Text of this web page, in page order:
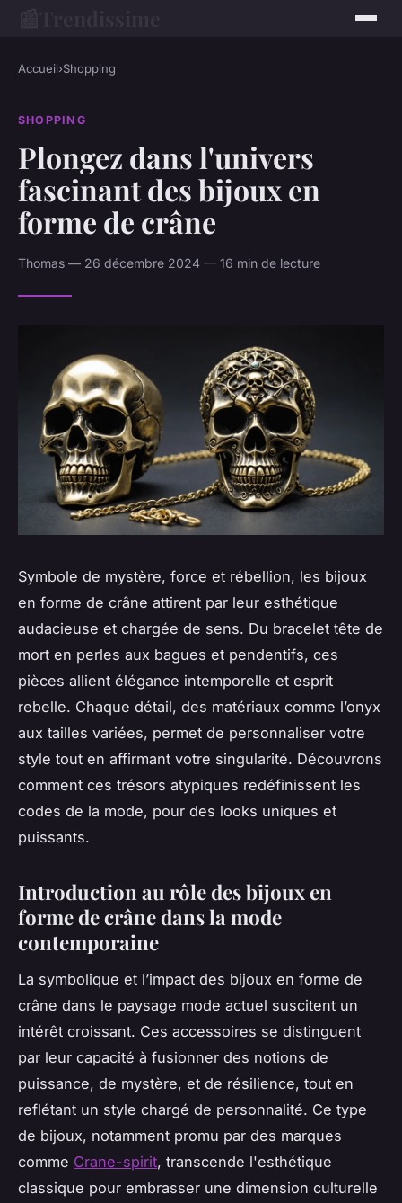
Accueil›Shopping
SHOPPING
Plongez dans l'univers
fascinant des bijoux en
forme de crâne
Thomas — 26 décembre 2024 — 16 min de lecture
Symbole de mystère, force et rébellion, les bijoux
en forme de crâne attirent par leur esthétique
audacieuse et chargée de sens. Du bracelet tête de
mort en perles aux bagues et pendentifs, ces
pièces allient élégance intemporelle et esprit
rebelle. Chaque détail, des matériaux comme l’onyx
aux tailles variées, permet de personnaliser votre
style tout en affirmant votre singularité. Découvrons
comment ces trésors atypiques redéfinissent les
codes de la mode, pour des looks uniques et
puissants.
Introduction au rôle des bijoux en
forme de crâne dans la mode
contemporaine
La symbolique et l’impact des bijoux en forme de
crâne dans le paysage mode actuel suscitent un
intérêt croissant. Ces accessoires se distinguent
par leur capacité à fusionner des notions de
puissance, de mystère, et de résilience, tout en
reflétant un style chargé de personnalité. Ce type
de bijoux, notamment promu par des marques
comme Crane-spirit, transcende l'esthétique
classique pour embrasser une dimension culturelle